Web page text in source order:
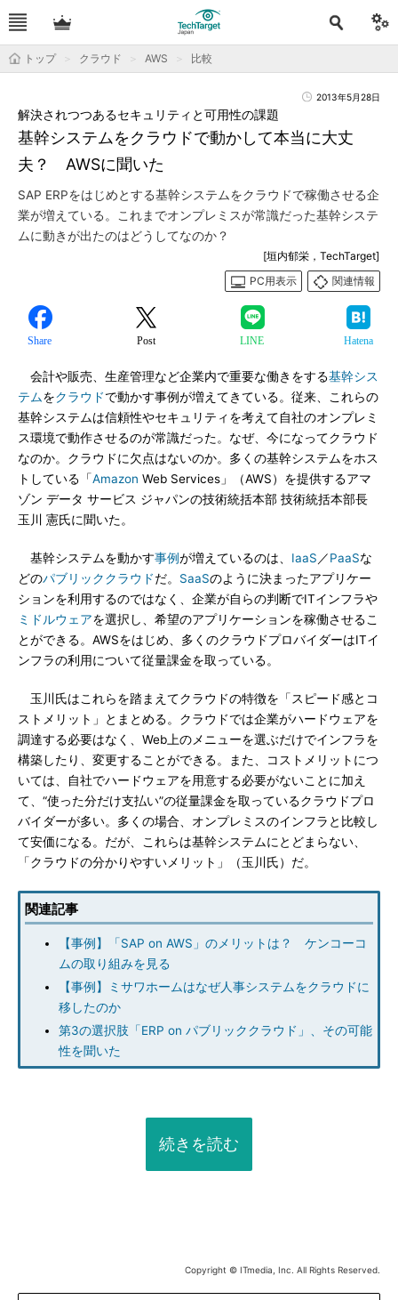
トップ クラウド AWS 比較
2013年5月28日
基幹システムをクラウドで動かして本当に大丈
夫？ AWSに聞いた
解決されつつあるセキュリティと可用性の課題
SAP ERPをはじめとする基幹システムをクラウドで稼働させる企
業が増えている。これまでオンプレミスが常識だった基幹システ
ムに動きが出たのはどうしてなのか？
[垣内郁栄，TechTarget]
PC用表示
関連情報
Share Post LINE Hatena
会計や販売、生産管理など企業内で重要な働きをする基幹シス
テムをクラウドで動かす事例が増えてきている。従来、これらの
基幹システムは信頼性やセキュリティを考えて自社のオンプレミ
ス環境で動作させるのが常識だった。なぜ、今になってクラウド
なのか。クラウドに欠点はないのか。多くの基幹システムをホス
トしている「Amazon Web Services」（AWS）を提供するアマ
ゾン データ サービス ジャパンの技術統括本部 技術統括本部長
玉川 憲氏に聞いた。
基幹システムを動かす事例が増えているのは、 IaaS ／PaaSな
どのパブリッククラウドだ。 SaaSのように決まったアプリケー
ションを利用するのではなく、企業が自らの判断でITインフラや
ミドルウェアを選択し、希望のアプリケーションを稼働させるこ
とができる。AWSをはじめ、多くのクラウドプロバイダーはITイ
ンフラの利用について従量課金を取っている。
玉川氏はこれらを踏まえてクラウドの特徴を「スピード感とコ
ストメリット」とまとめる。クラウドでは企業がハードウェアを
調達する必要はなく、Web上のメニューを選ぶだけでインフラを
構築したり、変更することができる。また、コストメリットにつ
いては、自社でハードウェアを用意する必要がないことに加え
て、“使った分だけ支払い”の従量課金を取っているクラウドプロ
バイダーが多い。多くの場合、オンプレミスのインフラと比較し
て安価になる。だが、これらは基幹システムにとどまらない、
「クラウドの分かりやすいメリット」（玉川氏）だ。
関連記事
【事例】「SAP on AWS」のメリットは？ ケンコーコ
ムの取り組みを見る
【事例】ミサワホームはなぜ人事システムをクラウドに
移したのか
第3の選択肢「ERP on パブリッククラウド」、その可能
性を聞いた
続きを読む
Copyright © ITmedia, Inc. All Rights Reserved.